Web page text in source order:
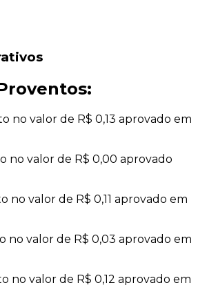
no valor de R$ 0,13 aprovado em
no valor de R$ 0,00 aprovado
no valor de R$ 0,11 aprovado em
no valor de R$ 0,03 aprovado em
no valor de R$ 0,12 aprovado em